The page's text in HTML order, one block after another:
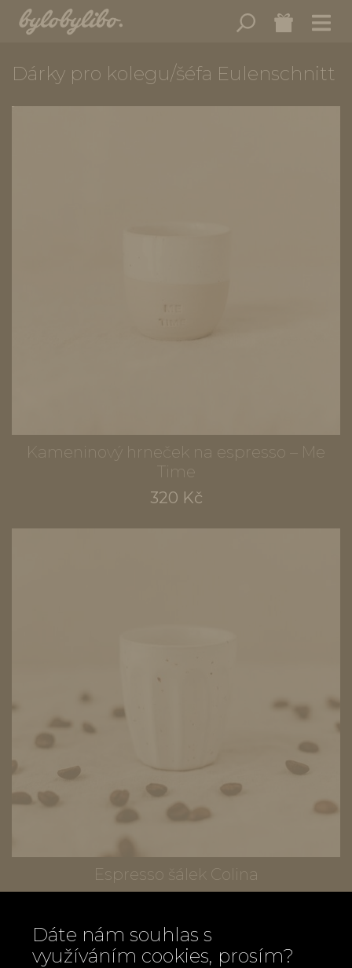
Dárky pro kolegu/šéfa Eulenschnitt
Kameninový hrneček na espresso – Me
Time
320 Kč
Espresso šálek Colina
Dáte nám souhlas s
využíváním cookies, prosím?